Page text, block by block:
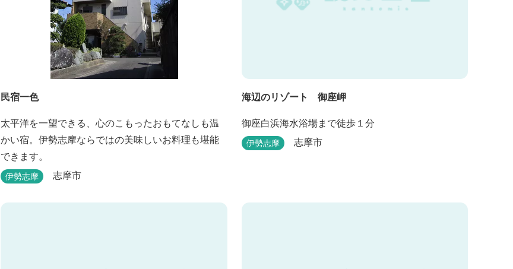
民宿一色
太平洋を一望できる、心のこもったおもてなしも温
かい宿。伊勢志摩ならではの美味しいお料理も堪能
できます。
伊勢志摩 志摩市
海辺のリゾート 御座岬
御座白浜海水浴場まで徒歩１分
伊勢志摩 志摩市